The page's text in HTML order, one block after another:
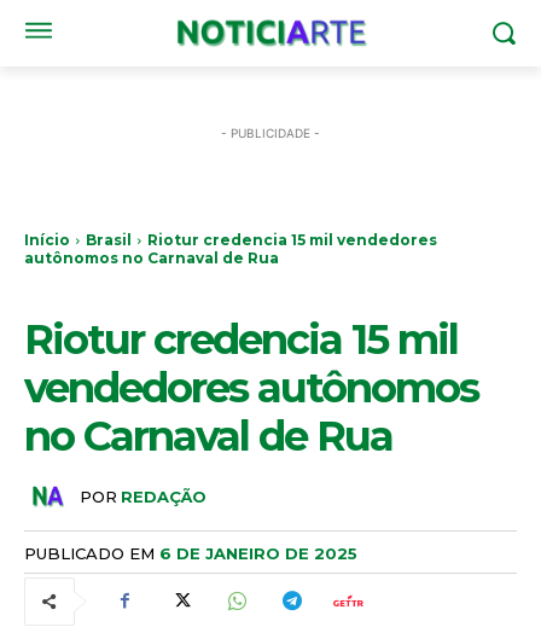
- PUBLICIDADE -
Início Brasil
Riotur credencia 15 mil vendedores
autônomos no Carnaval de Rua
Riotur credencia 15 mil
vendedores autônomos
no Carnaval de Rua
POR REDAÇÃO
PUBLICADO EM 6 DE JANEIRO DE 2025